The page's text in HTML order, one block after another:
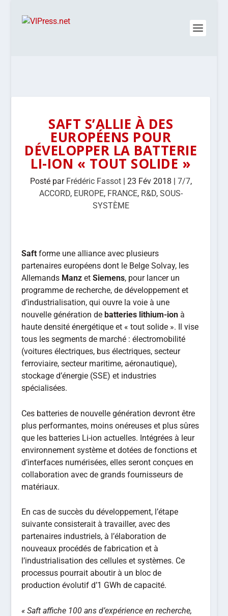
SAFT S’ALLIE À DES
EUROPÉENS POUR
DÉVELOPPER LA BATTERIE
LI-ION « TOUT SOLIDE »
Posté par Frédéric Fassot| 23 Fév 2018 | 7/7,
ACCORD, EUROPE, FRANCE, R&D, SOUS-
SYSTÈME
Saft forme une alliance avec plusieurs
partenaires européens dont le Belge Solvay, les
Allemands Manz etSiemens, pour lancer un
programme de recherche, de développement et
d’industrialisation, qui ouvre la voie à une
nouvelle génération debatteries lithium-ion à
haute densité énergétique et « tout solide ». Il vise
tous les segments de marché : électromobilité
(voitures électriques, bus électriques, secteur
ferroviaire, secteur maritime, aéronautique),
stockage d’énergie (SSE) et industries
spécialisées.
Ces batteries de nouvelle génération devront être
plus performantes, moins onéreuses et plus sûres
que les batteries Li-ion actuelles. Intégrées à leur
environnement système et dotées de fonctions et
d’interfaces numérisées, elles seront conçues en
collaboration avec de grands fournisseurs de
matériaux.
En cas de succès du développement, l’étape
suivante consisterait à travailler, avec des
partenaires industriels, à l’élaboration de
nouveaux procédés de fabrication et à
l’industrialisation des cellules et systèmes. Ce
processus pourrait aboutir à un bloc de
production évolutif d’1 GWh de capacité.
« Saft affiche 100 ans d’expérience en recherche,